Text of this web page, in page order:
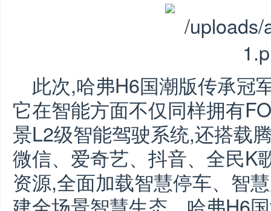
此次,哈弗H6国潮版传承冠
它在智能方面不仅同样拥有
景L2级智能驾驶系统,还搭载
微信、爱奇艺、抖音、全民K
资源,全面加载智慧停车、智